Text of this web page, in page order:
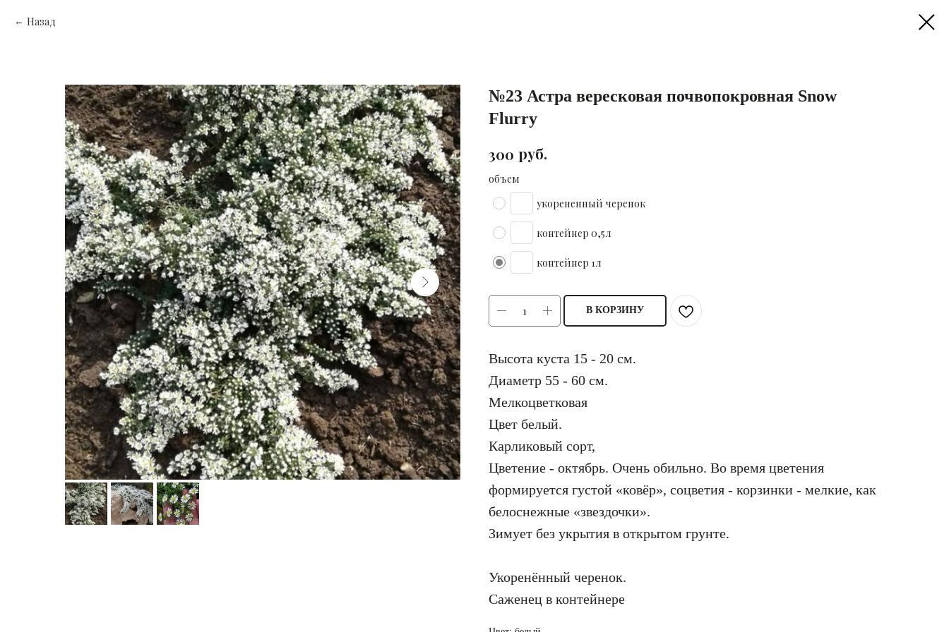
Назад
№23 Астра вересковая почвопокровная Snow
Flurry
300 руб.
объем
укорененный черенок
контейнер 0,5л
контейнер 1л
В КОРЗИНУ
Высота куста 15 - 20 см.
Диаметр 55 - 60 см.
Мелкоцветковая
Цвет белый.
Карликовый сорт,
Цветение - октябрь. Очень обильно. Во время цветения
формируется густой «ковёр», соцветия - корзинки - мелкие, как
белоснежные «звездочки».
Зимует без укрытия в открытом грунте.
Укоренённый черенок.
Саженец в контейнере